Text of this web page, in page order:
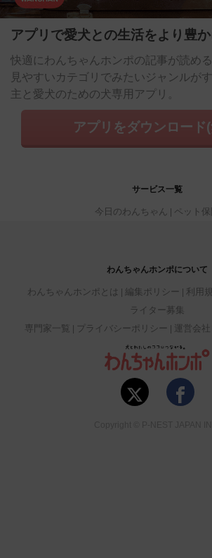
アプリで愛犬との生活をより豊か
快適にわんちゃんホンポの記事が読める
見やすいカテゴリでみたいジャンルが
主と愛犬のための犬専用アプリ。
アプリをダウンロード
サービス一覧
今日のわんちゃん ペット保
わんちゃんホンポについて
わんちゃんホンポとは 編集ポリシー 利用
ライター募集
専門家一覧
プライバシーポリシー 運営会社